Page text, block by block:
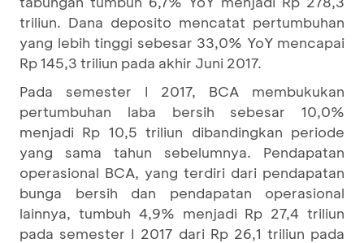
triliun. Dana deposito mencatat pertumbuhan
yang lebih tinggi sebesar 33,0% YoY mencapai
Rp 145,3 triliun pada akhir Juni 2017.
Pada semester I 2017, BCA membukukan
pertumbuhan laba bersih sebesar 10,0%
menjadi Rp 10,5 triliun dibandingkan periode
yang sama tahun sebelumnya. Pendapatan
operasional BCA, yang terdiri dari pendapatan
bunga bersih dan pendapatan operasional
lainnya, tumbuh 4,9% menjadi Rp 27,4 triliun
pada semester I 2017 dari Rp 26,1 triliun pada